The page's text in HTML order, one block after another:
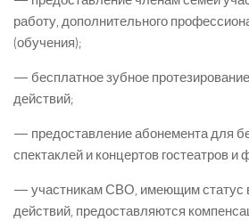
работу, дополнительного
(обучения);
— бесплатное зубное
действий;
— предоставление абонемента для
спектаклей и концертов гостеатров и
— участникам СВО, имеющим статус
действий, предоставляются